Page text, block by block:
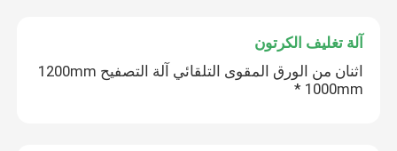
آلة تغليف الكرتون
اثنان من الورق المقوى التلقائي آلة التصفيح 1200mm
* 1000mm